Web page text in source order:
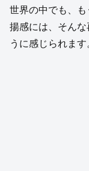
世界の中でも、
揚感には、そん
うに感じられます